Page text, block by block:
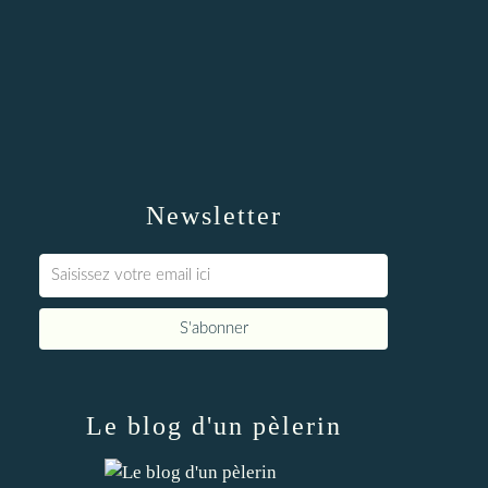
Newsletter
Le blog d'un pèlerin